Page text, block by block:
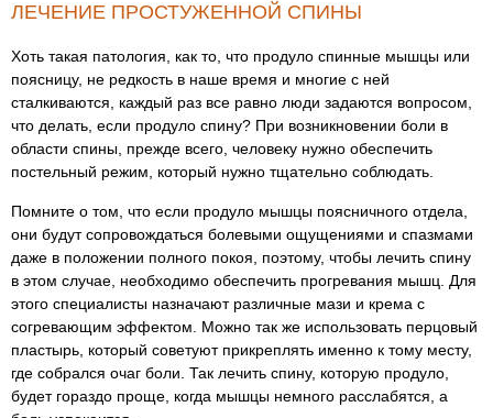
ЛЕЧЕНИЕ ПРОСТУЖЕННОЙ СПИНЫ
Хоть такая патология, как то, что продуло спинные мышцы или
поясницу, не редкость в наше время и многие с ней
сталкиваются, каждый раз все равно люди задаются вопросом,
что делать, если продуло спину? При возникновении боли в
области спины, прежде всего, человеку нужно обеспечить
постельный режим, который нужно тщательно соблюдать.
Помните о том, что если продуло мышцы поясничного отдела,
они будут сопровождаться болевыми ощущениями и спазмами
даже в положении полного покоя, поэтому, чтобы лечить спину
в этом случае, необходимо обеспечить прогревания мышц. Для
этого специалисты назначают различные мази и крема с
согревающим эффектом. Можно так же использовать перцовый
пластырь, который советуют прикреплять именно к тому месту,
где собрался очаг боли. Так лечить спину, которую продуло,
будет гораздо проще, когда мышцы немного расслабятся, а